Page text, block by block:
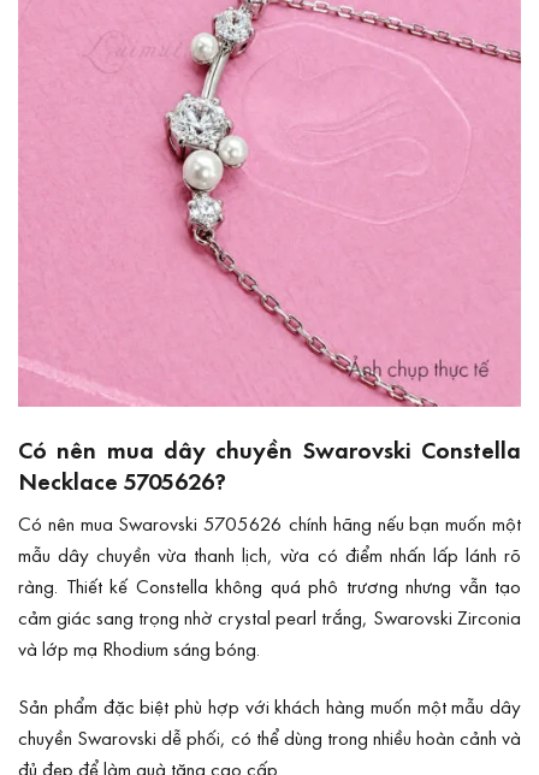
Có nên mua dây chuyền Swarovski Constella
Necklace 5705626?
Có nên mua Swarovski 5705626 chính hãng nếu bạn muốn một
mẫu dây chuyền vừa thanh lịch, vừa có điểm nhấn lấp lánh rõ
ràng. Thiết kế Constella không quá phô trương nhưng vẫn tạo
cảm giác sang trọng nhờ crystal pearl trắng, Swarovski Zirconia
và lớp mạ Rhodium sáng bóng.
Sản phẩm đặc biệt phù hợp với khách hàng muốn một mẫu dây
chuyền Swarovski dễ phối, có thể dùng trong nhiều hoàn cảnh và
đủ đẹp để làm quà tặng cao cấp.